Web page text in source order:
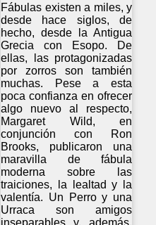
Fábulas existen a miles, y
desde hace siglos, de
hecho, desde la Antigua
Grecia con Esopo. De
ellas, las protagonizadas
por zorros son también
muchas. Pese a esta
poca confianza en ofrecer
algo nuevo al respecto,
Margaret Wild, en
conjunción con Ron
Brooks, publicaron una
maravilla de fábula
moderna sobre las
traiciones, la lealtad y la
valentía. Un Perro y una
Urraca son amigos
inseparables y, además,